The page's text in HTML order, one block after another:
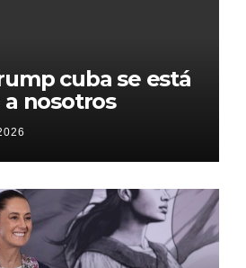
cuba se está
nosotros